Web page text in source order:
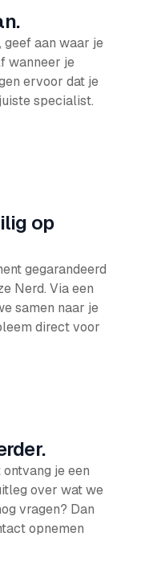
aan waar je
wanneer je
ervoor dat je
specialist.
op
gegarandeerd
Nerd. Via een
samen naar je
direct voor
je een
over wat we
vragen? Dan
opnemen